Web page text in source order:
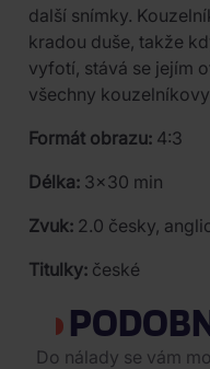
další snímky.
kradou duše, takže
vyfotí, stává se jejím
všechny
Formát obrazu: 4:3
Délka: 3x30 min
Zvuk: 2.0 česky,
Titulky: české
Do nálady se vám